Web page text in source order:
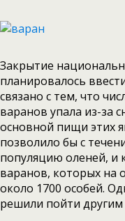
Закрытие
планировалось
связано с тем, что
варанов упала из-за
основной пищи этих
позволило бы с
популяцию оленей, и
варанов, которых на
около 1700 особей.
решили пойти другим